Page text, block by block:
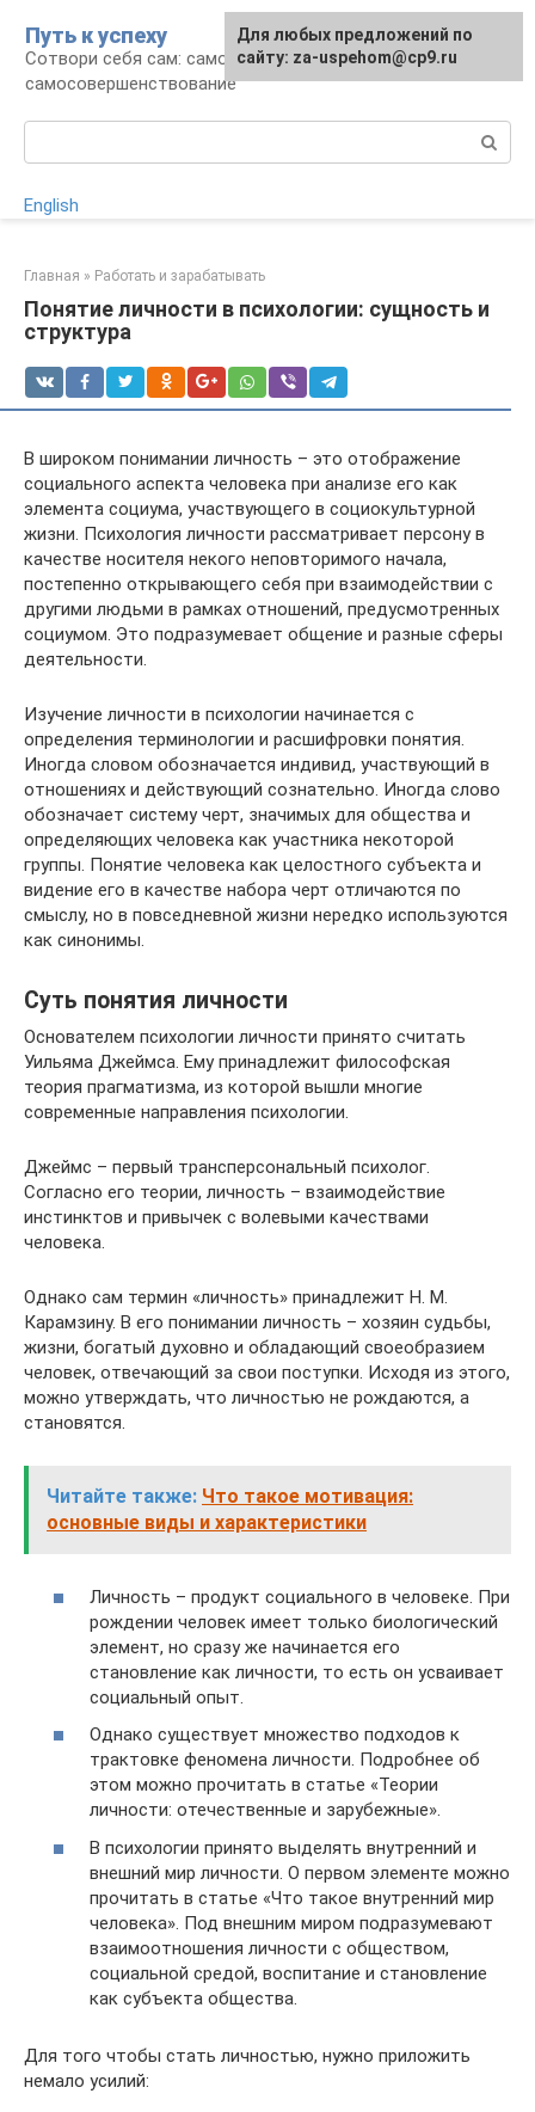
контенту
Путь к успеху
Сотвори себя сам: саморазвитие и
самосовершенствование
English
Главная » Работать и зарабатывать
Понятие личности в психологии: сущность и
структура
В широком понимании личность – это отображение
социального аспекта человека при анализе его как
элемента социума, участвующего в социокультурной
жизни. Психология личности рассматривает персону в
качестве носителя некого неповторимого начала,
постепенно открывающего себя при взаимодействии с
другими людьми в рамках отношений, предусмотренных
социумом. Это подразумевает общение и разные сферы
деятельности.
Изучение личности в психологии начинается с
определения терминологии и расшифровки понятия.
Иногда словом обозначается индивид, участвующий в
отношениях и действующий сознательно. Иногда слово
обозначает систему черт, значимых для общества и
определяющих человека как участника некоторой
группы. Понятие человека как целостного субъекта и
видение его в качестве набора черт отличаются по
смыслу, но в повседневной жизни нередко используются
как синонимы.
Суть понятия личности
Основателем психологии личности принято считать
Уильяма Джеймса. Ему принадлежит философская
теория прагматизма, из которой вышли многие
современные направления психологии.
Джеймс – первый трансперсональный психолог.
Согласно его теории, личность – взаимодействие
инстинктов и привычек с волевыми качествами
человека.
Однако сам термин «личность» принадлежит Н. М.
Карамзину. В его понимании личность – хозяин судьбы,
жизни, богатый духовно и обладающий своеобразием
человек, отвечающий за свои поступки. Исходя из этого,
можно утверждать, что личностью не рождаются, а
становятся.
Читайте также: Что такое мотивация:
основные виды и характеристики
Личность – продукт социального в человеке. При
рождении человек имеет только биологический
элемент, но сразу же начинается его
становление как личности, то есть он усваивает
социальный опыт.
Однако существует множество подходов к
трактовке феномена личности. Подробнее об
этом можно прочитать в статье «Теории
личности: отечественные и зарубежные».
В психологии принято выделять внутренний и
внешний мир личности. О первом элементе можно
прочитать в статье «Что такое внутренний мир
человека». Под внешним миром подразумевают
взаимоотношения личности с обществом,
социальной средой, воспитание и становление
как субъекта общества.
Для того чтобы стать личностью, нужно приложить
немало усилий:
Для любых предложений по
сайту: za-uspehom@cp9.ru